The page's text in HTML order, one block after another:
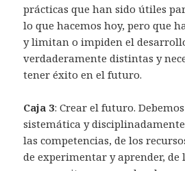
prácticas que han sido útiles
lo que hacemos hoy, pero que
y limitan o impiden el
verdaderamente distintas y
tener éxito en el futuro.
Caja 3: Crear el futuro.
sistemática y
las competencias, de los
de experimentar y aprender,